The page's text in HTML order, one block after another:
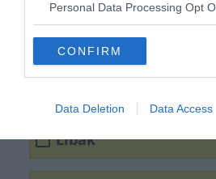
Personal Data Processing Opt
CONFIRM
Data Deletion Data Access
Milyen baromfi
simabőrű
madara amit Vuk
ellopott?
Libák